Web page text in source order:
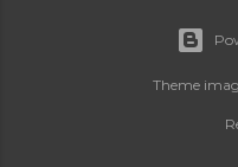
Theme